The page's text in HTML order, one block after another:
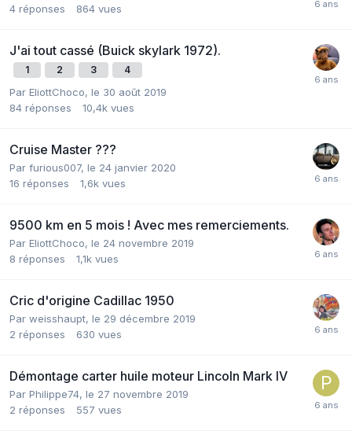
4 réponses 864 vues
J'ai tout cassé (Buick skylark 1972).
1 2 3 4
Par EliottChoco, le 30 août 2019
84 réponses 10,4k vues
Cruise Master ???
Par furious007, le 24 janvier 2020
16 réponses 1,6k vues
9500 km en 5 mois ! Avec mes remerciements.
Par EliottChoco, le 24 novembre 2019
8 réponses 1,1k vues
Cric d'origine Cadillac 1950
Par weisshaupt, le 29 décembre 2019
2 réponses 630 vues
Démontage carter huile moteur Lincoln Mark IV
Par Philippe74, le 27 novembre 2019
2 réponses 557 vues